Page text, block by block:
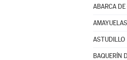
ABARCA
ASTUDILLO
BAQUERÍN